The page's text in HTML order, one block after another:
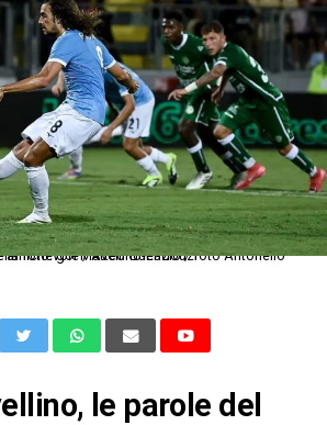
Antonello Sammarco/Image Sport nella foto: gol Matteo Guendouzi
le parole del